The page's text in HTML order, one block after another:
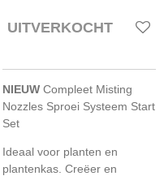
UITVERKOCHT
NIEUW Compleet Misting
Nozzles Sproei Systeem Start
Set
Ideaal voor planten en
plantenkas. Creëer en